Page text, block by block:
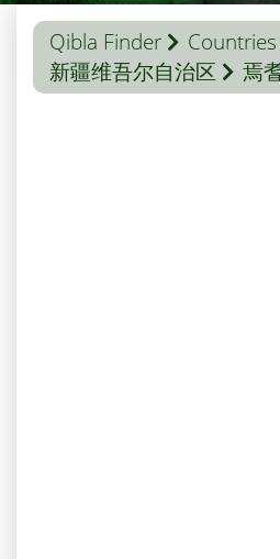
Qibla Finder Countries
新疆维吾尔自治区
焉